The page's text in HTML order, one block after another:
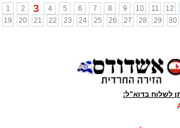
1
2 3 4 5 6 7 8 9 10 11 12
19
20 21 22 23 24 25 26 27 28 29 30
לשלוח בדוא"ל: